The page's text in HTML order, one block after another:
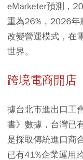
eMarketer預測，
重為26%，2026年
改變營運模式，在
世界。
跨境電商開
據台北市進出口工
書》數據，台灣已
是採取傳統進口商
已有41%企業運用